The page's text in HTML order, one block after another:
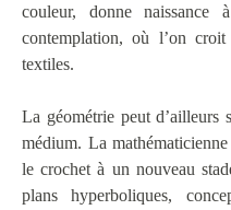
couleur, donne
contemplation, où l’on
textiles.
La géométrie peut
médium. La
le crochet à un nouveau
plans hyperboliques,